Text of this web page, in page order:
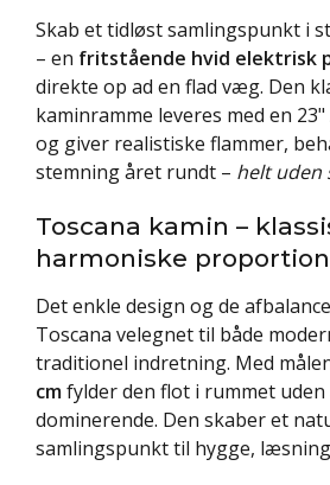
Skab et tidløst samlingspunkt i
– en fritstående hvid elektrisk
direkte op ad en flad væg. Den
kaminramme leveres med en
og giver realistiske flammer,
stemning året rundt – helt uden
Toscana kamin –
harmoniske
Det enkle design og de
Toscana velegnet til både
traditionel indretning. Med
cmfylder den flot i rummet uden
dominerende. Den skaber et
samlingspunkt til hygge,